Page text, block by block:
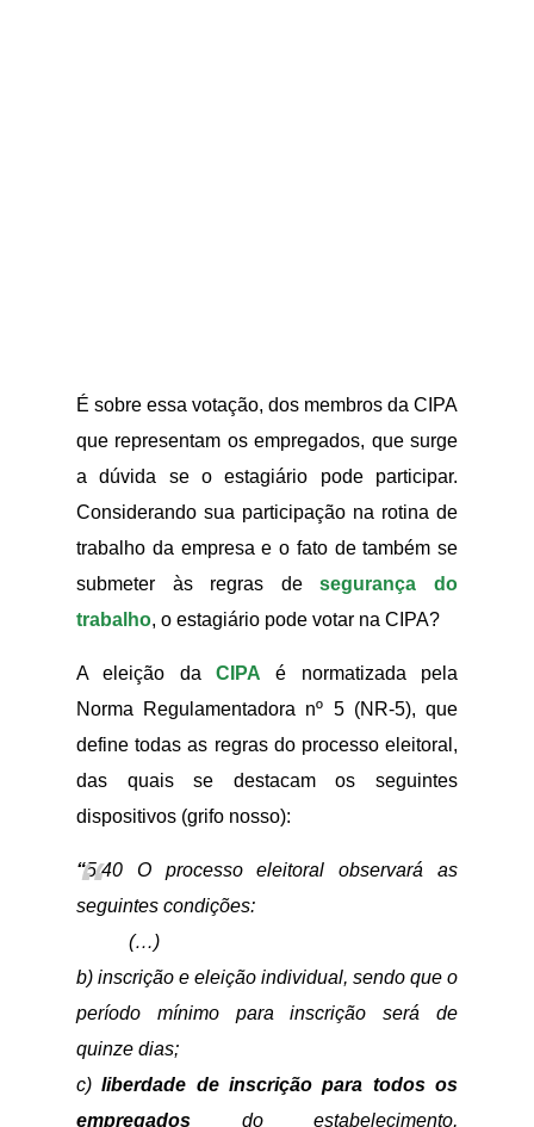
É sobre essa votação, dos membros da CIPA
que representam os empregados, que surge
a dúvida se o estagiário pode participar.
Considerando sua participação na rotina de
trabalho da empresa e o fato de também se
submeter às regras desegurança do
trabalho, o estagiário pode votar na CIPA?
A eleição da CIPA é normatizada pela
Norma Regulamentadora nº 5 (NR-5), que
define todas as regras do processo eleitoral,
das quais se destacam os seguintes
dispositivos (grifo nosso):
“5.40 O processo eleitoral observará as
seguintes condições:
(…)
b) inscrição e eleição individual, sendo que o
período mínimo para inscrição será de
quinze dias;
c)liberdade de inscrição para todos os
empregados do estabelecimento,